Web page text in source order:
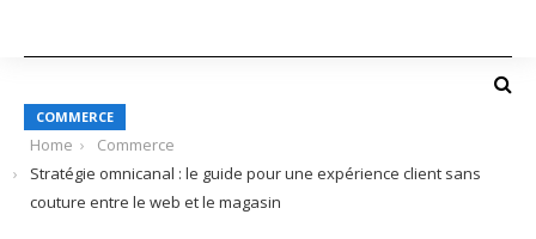
COMMERCE
Home
Commerce
Stratégie omnicanal : le guide pour une expérience client sans
couture entre le web et le magasin